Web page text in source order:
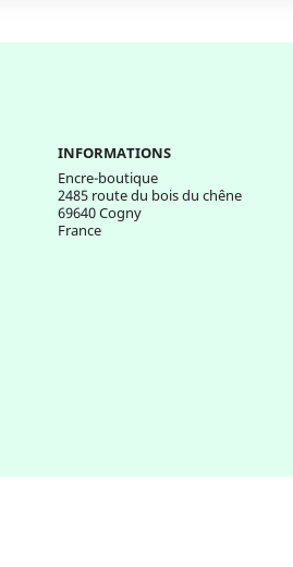
INFORMATIONS
Encre-boutique
2485 route du bois du chêne
69640 Cogny
France